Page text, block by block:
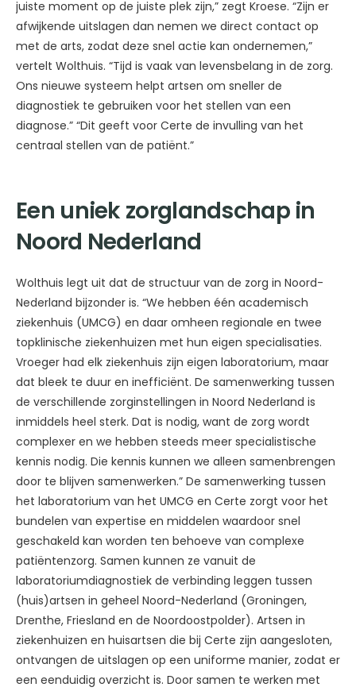
juiste moment op de juiste plek zijn,” zegt Kroese. “Zijn er
afwijkende uitslagen dan nemen we direct contact op
met de arts, zodat deze snel actie kan ondernemen,”
vertelt Wolthuis. “Tijd is vaak van levensbelang in de zorg.
Ons nieuwe systeem helpt artsen om sneller de
diagnostiek te gebruiken voor het stellen van een
diagnose.” “Dit geeft voor Certe de invulling van het
centraal stellen van de patiënt.”
Een uniek zorglandschap in
Noord Nederland
Wolthuis legt uit dat de structuur van de zorg in Noord-
Nederland bijzonder is. “We hebben één academisch
ziekenhuis (UMCG) en daar omheen regionale en twee
topklinische ziekenhuizen met hun eigen specialisaties.
Vroeger had elk ziekenhuis zijn eigen laboratorium, maar
dat bleek te duur en inefficiënt. De samenwerking tussen
de verschillende zorginstellingen in Noord Nederland is
inmiddels heel sterk. Dat is nodig, want de zorg wordt
complexer en we hebben steeds meer specialistische
kennis nodig. Die kennis kunnen we alleen samenbrengen
door te blijven samenwerken.” De samenwerking tussen
het laboratorium van het UMCG en Certe zorgt voor het
bundelen van expertise en middelen waardoor snel
geschakeld kan worden ten behoeve van complexe
patiëntenzorg. Samen kunnen ze vanuit de
laboratoriumdiagnostiek de verbinding leggen tussen
(huis)artsen in geheel Noord-Nederland (Groningen,
Drenthe, Friesland en de Noordoostpolder). Artsen in
ziekenhuizen en huisartsen die bij Certe zijn aangesloten,
ontvangen de uitslagen op een uniforme manier, zodat er
een eenduidig overzicht is. Door samen te werken met